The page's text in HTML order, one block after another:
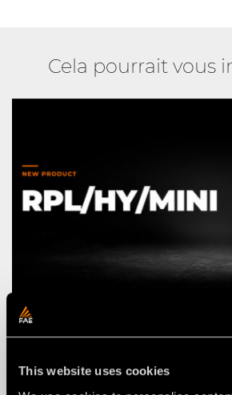
This website uses cookies
Cela pourrait vous
ACTUALITÉS
NOUVELLE RPL/HY/